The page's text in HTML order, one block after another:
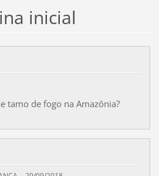
inicial
tamo de fogo na Amazônia?